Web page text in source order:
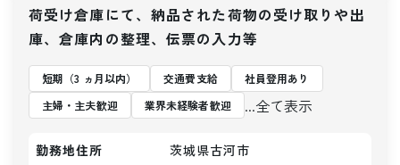
荷受け倉庫にて、納品された荷物の受け取りや出
庫、倉庫内の整理、伝票の入力等
短期（3 ヵ月以内） 交通費支給
社員登用あり
主婦・主夫歓迎
業界未経験者歓迎 ...全て表示
勤務地住所
茨城県古河市